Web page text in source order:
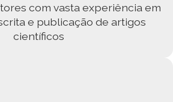
com vasta experiência em
e publicação de artigos
científicos